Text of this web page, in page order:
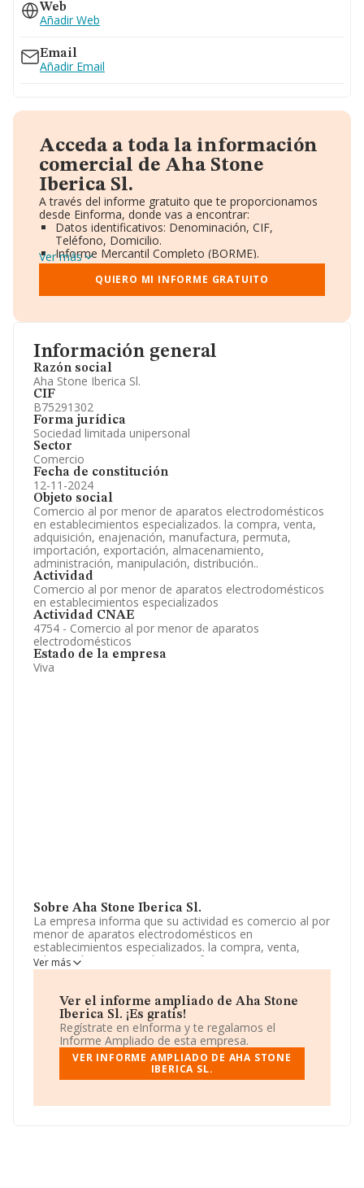
Información general
Razón social
Aha Stone Iberica Sl.
CIF
B75291302
Forma jurídica
Sociedad limitada unipersonal
Sector
Comercio
Fecha de constitución
12-11-2024
Objeto social
Comercio al por menor de aparatos electrodomésticos
en establecimientos especializados. la compra, venta,
adquisición, enajenación, manufactura, permuta,
importación, exportación, almacenamiento,
administración, manipulación, distribución..
Actividad
Comercio al por menor de aparatos electrodomésticos
en establecimientos especializados
Actividad CNAE
4754 - Comercio al por menor de aparatos
electrodomésticos
Estado de la empresa
Viva
Sobre Aha Stone Iberica Sl.
La empresa informa que su actividad es comercio al por
menor de aparatos electrodomésticos en
establecimientos especializados. la compra, venta,
adquisición, enajenación, manufactura, permuta,
importación, exportación, almacenamiento,
está registrada como Sociedad Limitada. Su actividad
CNAE es 'Comercio al por menor de aparatos
electrodomésticos en establecimientos especializados'
con código 4754. La compañía realiza actividad
internacional tanto de importación como exportación.
La compañíaAha Stone Iberica S.L, CIF B75291302,
(28007), en el municipio de Madrid, Madrid.
Ver más
Ver el informe ampliado de Aha Stone
Iberica Sl. ¡Es gratis!
Regístrate en eInforma y te regalamos el
Informe Ampliado de esta empresa.
VER INFORME AMPLIADO DE AHA STONE
IBERICA SL.
Web
Añadir Web
Email
Añadir Email
Acceda a toda la información
comercial de Aha Stone
Iberica Sl.
A través del informe gratuito que te proporcionamos
desde Einforma, donde vas a encontrar:
Datos identificativos: Denominación, CIF,
Teléfono, Domicilio.
Informe Mercantil Completo (BORME).
Gráficos de Evolución Ventas y Empleados.
Consejo de Administración y Administradores.
Directivos y Ejecutivos.
Información oficial y registral complementaria.
Ver más
QUIERO MI INFORME GRATUITO